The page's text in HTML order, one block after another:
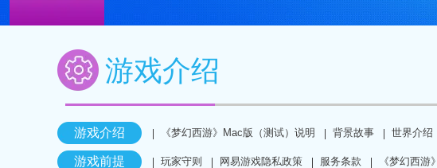
游戏介绍
游戏介绍 《梦幻西游》Mac版（测试）说明 背景故事 世界介绍
游戏前提 玩家守则 网易游戏隐私政策 服务条款 《梦幻西